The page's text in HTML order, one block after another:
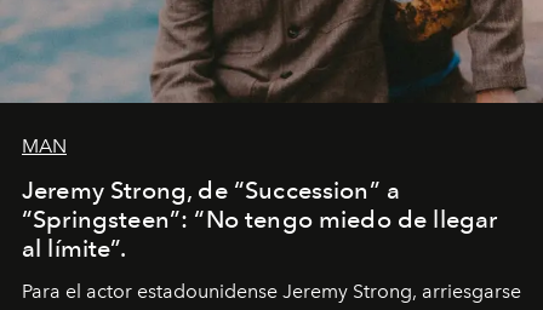
MAN
Jeremy Strong, de “Succession” a
“Springsteen”: “No tengo miedo de llegar
al límite”.
Para el actor estadounidense Jeremy Strong, arriesgarse